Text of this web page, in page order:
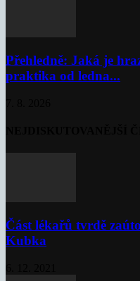
Přehledně: Jaká je
praktika od ledna...
Část lékařů tvrdě
Kubka